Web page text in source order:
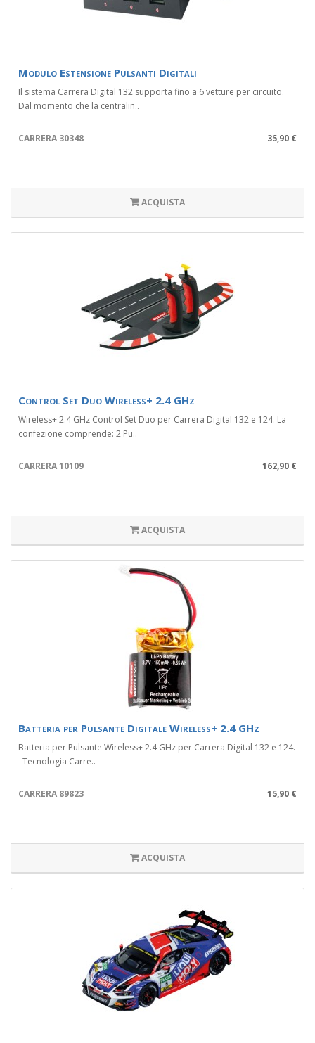
Modulo Estensione Pulsanti Digitali
Il sistema Carrera Digital 132 supporta fino a 6 vetture per circuito.
Dal momento che la centralin..
CARRERA 30348 35,90 €
ACQUISTA
Control Set Duo Wireless+ 2.4 GHz
Wireless+ 2.4 GHz Control Set Duo per Carrera Digital 132 e 124. La
confezione comprende: 2 Pu..
CARRERA 10109 162,90 €
ACQUISTA
Batteria per Pulsante Digitale Wireless+ 2.4 GHz
Batteria per Pulsante Wireless+ 2.4 GHz per Carrera Digital 132 e 124.
Tecnologia Carre..
CARRERA 89823 15,90 €
ACQUISTA